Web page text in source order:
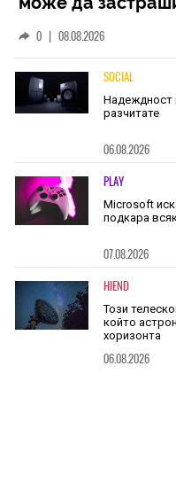
0 | 08.08.2026
SOCIAL
Надеждност
разчитате
06.08.2026
PLAY
Microsoft
подкара
07.08.2026
HIEND
Този
който
хоризонта
06.08.2026